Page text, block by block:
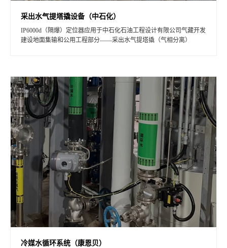
采出水气提塔撬设备（中石化）
IP6000d（隔爆）定位器应用于中石化石油工程设计有限公司气藏开发
建设地面集输和公用工程部分——采出水气提塔撬（气相分离）
冷媒水循环系统（康恩贝）